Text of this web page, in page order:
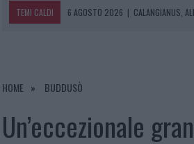
TEMI CALDI 6 AGOSTO 2026 | CALANGIANUS,
|
6 AGOSTO 2026 |
HOME BUDDUSÒ
Un’eccezionale